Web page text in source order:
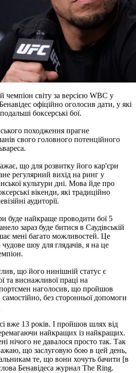
світу за версією WBC у
офіційно оголосив дати, у які
боксерські бої.
походження прагне
свого головного потенційного
що для розвитку його кар'єри
регулярний вихід на ринг у
культури дні. Мова йде про
вікенди, які традиційно
аудиторії.
буде найкраще проводити бої 5
зараз буде битися в Саудівській
мені багато можливостей. Це
шоу для глядачів, я на це
що його нинішній статус є
та виснажливої праці на
наголосив, що пройшов
без сторонньої допомоги
вже 13 років. І пройшов шлях від
найкращих із найкращих.
нічого не давалося просто так. Так
що заслуговую бою в цей день,
те, що вони хочуть бачити [в
Бенавідеса журнал The Ring.